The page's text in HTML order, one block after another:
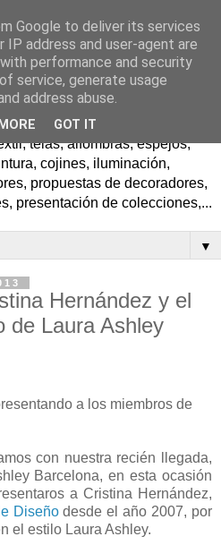
de
ambientes en tu hogar
telas, alfombras, espejos,
cojines, iluminación,
propuestas de decoradores,
presentación de colecciones,...
▼
Hernández y el
de Laura Ashley
a los miembros de
con nuestra recién llegada,
Barcelona, en esta ocasión
a Cristina Hernández,
Diseñodesde el año 2007, por
el estilo Laura Ashley.
Google to deliver its services
IP address and user-agent are
performance and security
service, generate usage
address abuse.
GOT IT